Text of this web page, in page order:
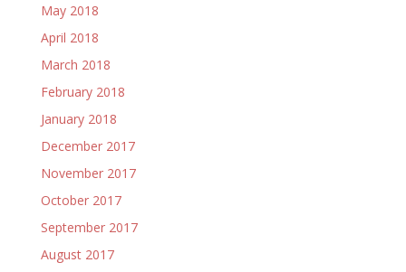
May 2018
April 2018
March 2018
February 2018
January 2018
December 2017
November 2017
October 2017
September 2017
August 2017